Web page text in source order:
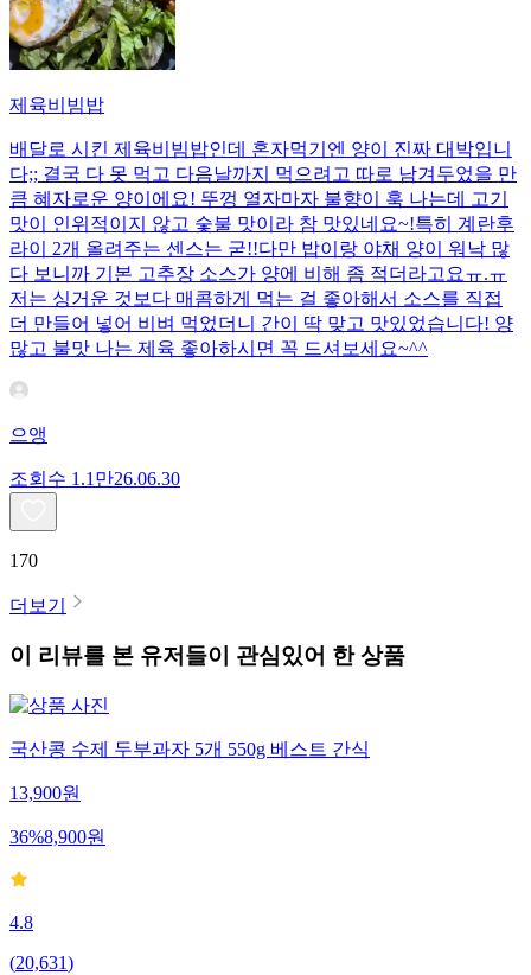
제육비빔밥
배달로 시킨 제육비빔밥인데 혼자먹기엔 양이 진짜 대박입니
다;; 결국 다 못 먹고 다음날까지 먹으려고 따로 남겨두었을 만
큼 혜자로운 양이에요! 뚜껑 열자마자 불향이 훅 나는데 고기
맛이 인위적이지 않고 숯불 맛이라 참 맛있네요~!특히 계란후
라이 2개 올려주는 센스는 굳!! ​다만 밥이랑 야채 양이 워낙 많
다 보니까 기본 고추장 소스가 양에 비해 좀 적더라고요ㅠ.ㅠ
저는 싱거운 것보다 매콤하게 먹는 걸 좋아해서 소스를 직접
더 만들어 넣어 비벼 먹었더니 간이 딱 맞고 맛있었습니다! 양
많고 불맛 나는 제육 좋아하시면 꼭 드셔보세요~^^
으앵
조회수 1.1만26.06.30
170
더보기
이 리뷰를 본 유저들이 관심있어 한 상품
국산콩 수제 두부과자 5개 550g 베스트 간식
13,900원
36%8,900원
4.8
(20,631)